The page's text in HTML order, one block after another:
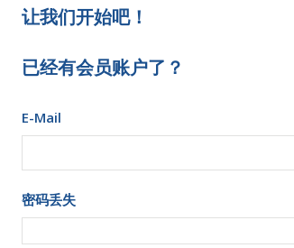
让我们开始吧！
已经有会员账户了？
E-Mail
密码丢失